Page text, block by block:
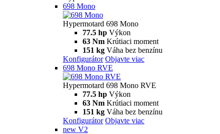
698 Mono
Hypermotard 698 Mono
77.5 hp Výkon
63 Nm Krútiaci moment
151 kg Váha bez benzínu
Konfigurátor Objavte viac
698 Mono RVE
Hypermotard 698 Mono RVE
77.5 hp Výkon
63 Nm Krútiaci moment
151 kg Váha bez benzínu
Konfigurátor Objavte viac
new V2